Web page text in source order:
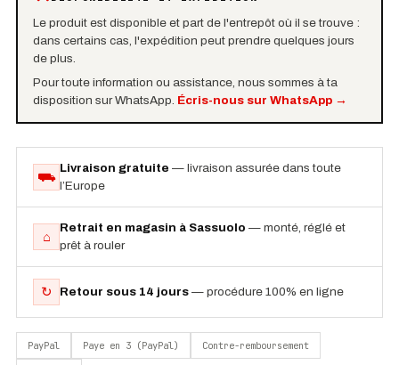
Le produit est disponible et part de l'entrepôt où il se trouve :
dans certains cas, l'expédition peut prendre quelques jours
de plus.
Pour toute information ou assistance, nous sommes à ta
disposition sur WhatsApp. Écris-nous sur WhatsApp→
⛟
Livraison gratuite — livraison assurée dans toute
l’Europe
⌂
Retrait en magasin à Sassuolo — monté, réglé et
prêt à rouler
↻ Retour sous 14 jours — procédure 100% en ligne
PayPal Paye en 3 (PayPal) Contre-remboursement